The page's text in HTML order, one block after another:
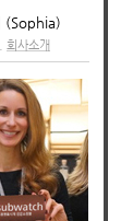
(Sophia)
회사소개